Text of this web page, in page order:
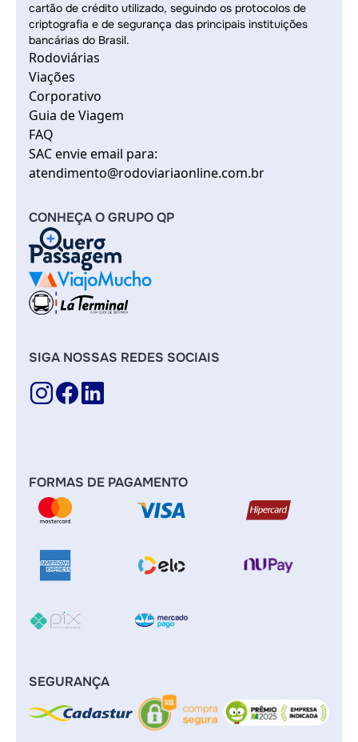
cartão de crédito utilizado, seguindo os protocolos de
criptografia e de segurança das principais instituições
bancárias do Brasil.
Rodoviárias
Viações
Corporativo
Guia de Viagem
FAQ
SAC envie email para:
atendimento@rodoviariaonline.com.br
CONHEÇA O GRUPO QP
SIGA NOSSAS REDES SOCIAIS
FORMAS DE PAGAMENTO
SEGURANÇA